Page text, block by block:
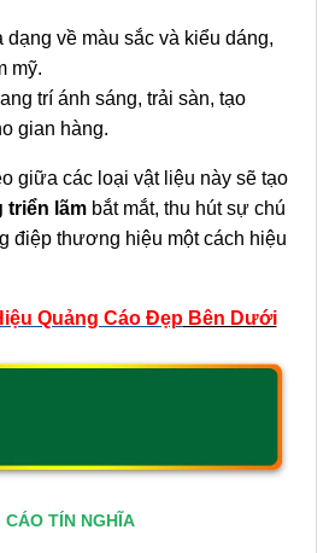
về màu sắc và kiểu dáng,
mỹ.
trí ánh sáng, trải sàn, tạo
gian hàng.
giữa các loại vật liệu này sẽ tạo
triển lãm bắt mắt, thu hút sự chú
điệp thương hiệu một cách hiệu
Quảng Cáo ĐẹpBên Dưới
CÁO TÍN NGHĨA